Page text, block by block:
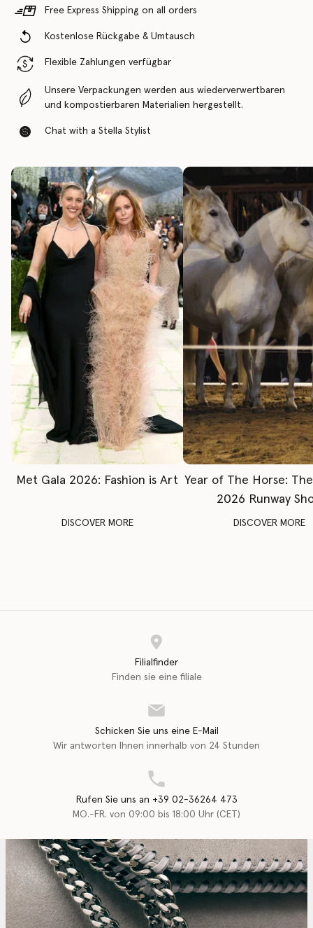
Free Express Shipping on all orders
Kostenlose Rückgabe & Umtausch
Flexible Zahlungen verfügbar
Unsere Verpackungen werden aus wiederverwertbaren
und kompostierbaren Materialien hergestellt.
Chat with a Stella Stylist
Met Gala 2026: Fashion is Art
DISCOVER MORE
Year of The Horse:
2026 Runway
DISCOVER MORE
Filialfinder
Finden sie eine filiale
Schicken Sie uns eine E-Mail
Wir antworten Ihnen innerhalb von 24 Stunden
Rufen Sie uns an +39 02-36264 473
MO.-FR. von 09:00 bis 18:00 Uhr (CET)